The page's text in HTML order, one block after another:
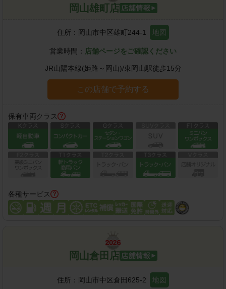
岡山雄町店
住所： 岡山市中区雄町244-1 地図
営業時間： 店舗ページをご確認ください
JR山陽本線(姫路～岡山)/東岡山駅徒歩15分
この店舗で予約する
保有車両クラス
各種サービス
岡山倉田店
住所： 岡山市中区倉田625-2 地図